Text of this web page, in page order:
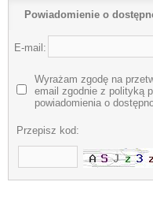
Powiadomienie o
E-mail:
Wyrażam zgodę na
email zgodnie z polityką
powiadomienia o
Przepisz kod: